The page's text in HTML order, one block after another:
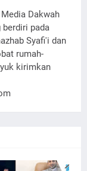
Dakwah
berdiri pada
Syafi'i dan
rumah-
kirimkan